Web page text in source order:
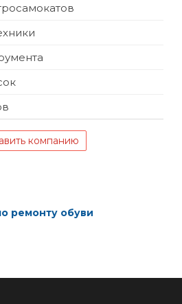
компанию
ремонту обуви